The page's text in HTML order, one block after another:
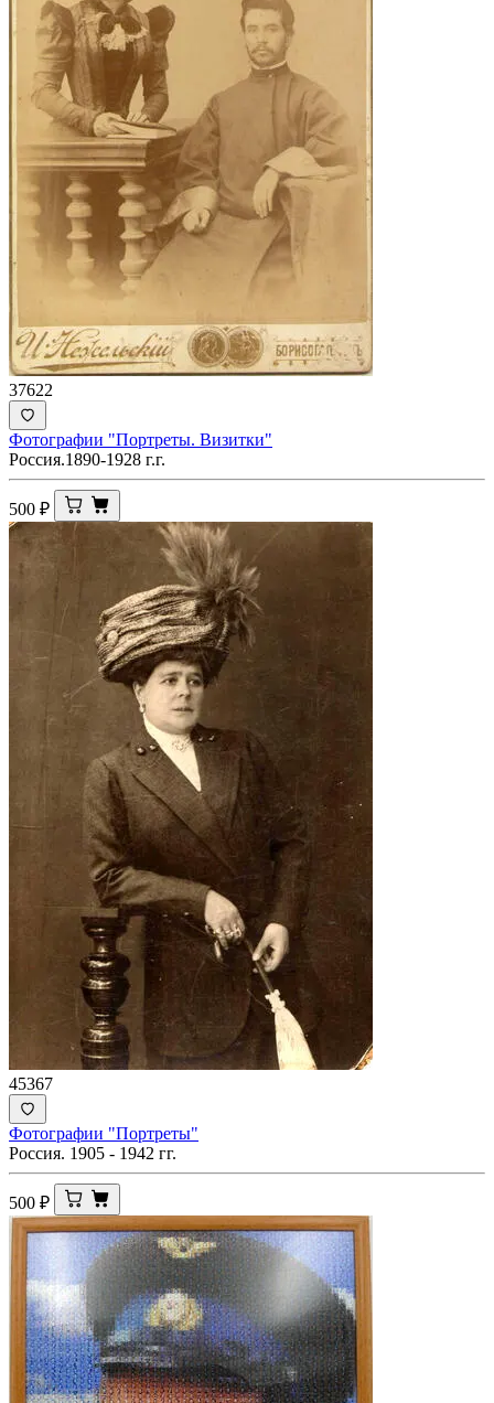
37622
Фотографии "Портреты. Визитки"
Россия.1890-1928 г.г.
500 ₽
45367
Фотографии "Портреты"
Россия. 1905 - 1942 гг.
500 ₽